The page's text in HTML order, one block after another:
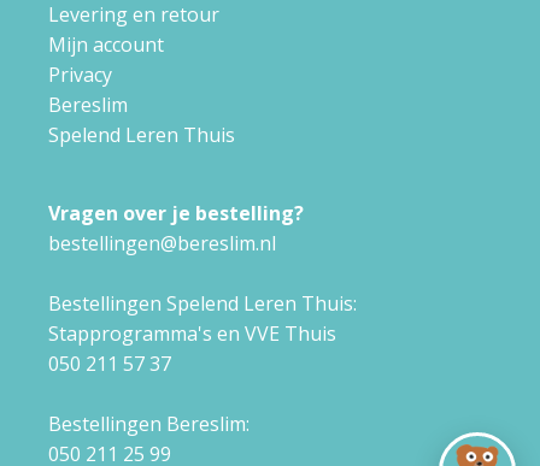
Levering en retour
Mijn account
Privacy
Bereslim
Spelend Leren Thuis
Vragen over je bestelling?
bestellingen@bereslim.nl
Bestellingen Spelend Leren Thuis:
Stapprogramma's en VVE Thuis
050 211 57 37
Bestellingen Bereslim:
050 211 25 99